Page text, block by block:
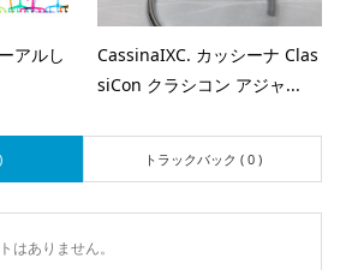
アルし
CassinaIXC. カッシーナ Clas
siCon クラシコン アジャ...
トラックバック ( 0 )
はありません。